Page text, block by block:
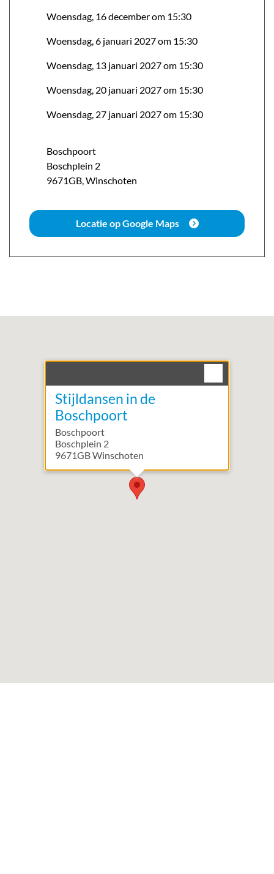
Woensdag, 16 december om 15:30
Woensdag, 6 januari 2027 om 15:30
Woensdag, 13 januari 2027 om 15:30
Woensdag, 20 januari 2027 om 15:30
Woensdag, 27 januari 2027 om 15:30
Boschpoort
Boschplein 2
9671GB,Winschoten
Locatie op Google Maps
Stijldansen in de
Boschpoort
Boschpoort
Boschplein 2
9671GBWinschoten